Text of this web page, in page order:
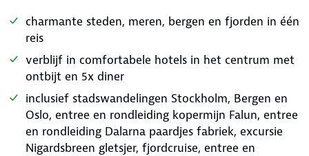
charmante steden, meren, bergen en fjorden in één
reis
verblijf in comfortabele hotels in het centrum met
ontbijt en 5x diner
inclusief stadswandelingen Stockholm, Bergen en
Oslo, entree en rondleiding kopermijn Falun, entree
en rondleiding Dalarna paardjes fabriek, excursie
Nigardsbreen gletsjer, fjordcruise, entree en